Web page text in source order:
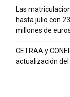
Las
hasta julio con
millones de
CETRAA y
actualización del